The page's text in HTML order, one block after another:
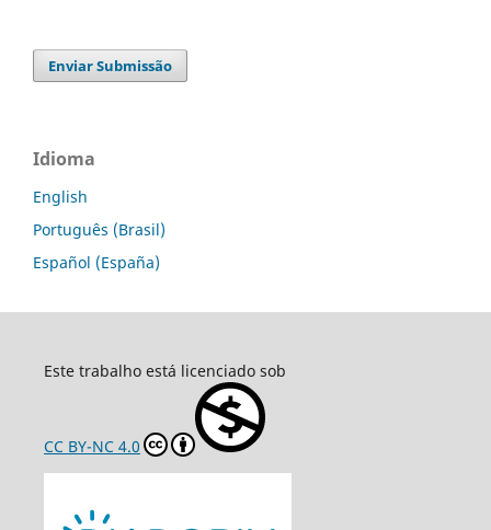
Enviar Submissão
Idioma
English
Português (Brasil)
Español (España)
Este trabalho está licenciado sob
CC BY-NC 4.0